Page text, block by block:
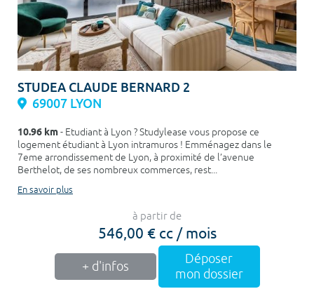
STUDEA CLAUDE BERNARD 2
69007 LYON
10.96 km- Etudiant à Lyon ? Studylease vous propose ce
logement étudiant à Lyon intramuros ! Emménagez dans le
7eme arrondissement de Lyon, à proximité de l’avenue
Berthelot, de ses nombreux commerces, rest...
En savoir plus
à partir de
546,00 € cc / mois
+ d'infos
Déposer
mon dossier